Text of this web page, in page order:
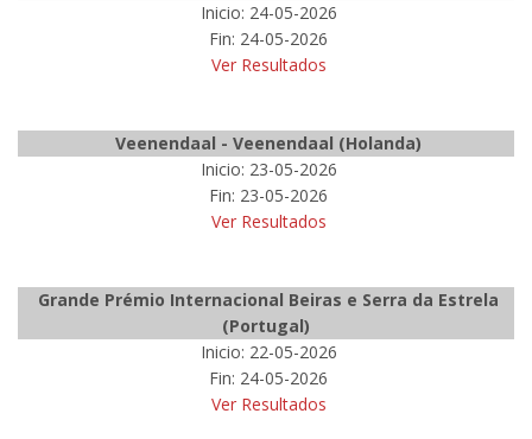
Inicio: 24-05-2026
Fin: 24-05-2026
Ver Resultados
Veenendaal - Veenendaal (Holanda)
Inicio: 23-05-2026
Fin: 23-05-2026
Ver Resultados
Grande Prémio Internacional Beiras e Serra da Estrela
(Portugal)
Inicio: 22-05-2026
Fin: 24-05-2026
Ver Resultados